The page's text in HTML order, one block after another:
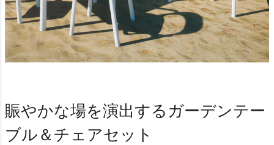
賑やかな場を演出するガーデンテー
ブル＆チェアセット